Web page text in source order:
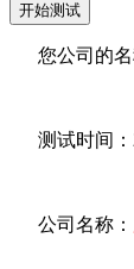
您公司的名
测试时间：
公司名称：